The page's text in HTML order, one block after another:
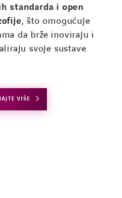
standarda i open
, što omogućuje
da brže inoviraju i
svoje sustave.
VIŠE